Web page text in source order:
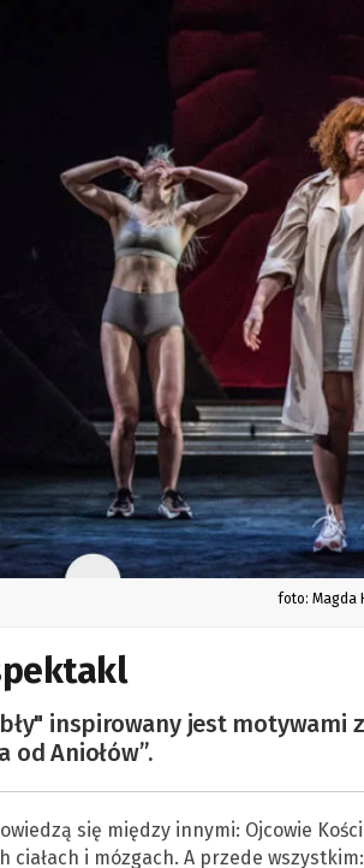
foto: Magda
inspirowany jest motywami
od Aniołów”.
się między innymi: Ojcowie
ciałach i mózgach. A przede